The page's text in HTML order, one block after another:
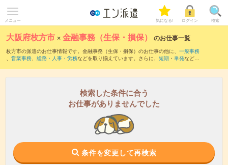
メニュー 気になる! ログイン 検索
大阪府枚方市 ×金融事務（生保・損保） のお仕事一覧
枚方市の派遣のお仕事情報です。金融事務（生保・損保）のお仕事の他に、 一般事務
、 営業事務、 総務・人事・労務などを取り揃えています。さらに、 短期 ・ 単発などの
検索した条件に合う
お仕事がありませんでした
条件を変更して再検索